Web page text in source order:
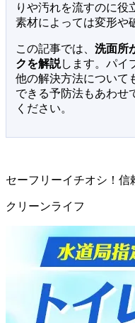
りや汚れを流すのに役
素材によっては変形や
この記事では、 洗面所
クを解説します。パイ
他の解決方法について
できる予防法もあわせ
ください。
セーフリーイチオシ！
クリーンライフ